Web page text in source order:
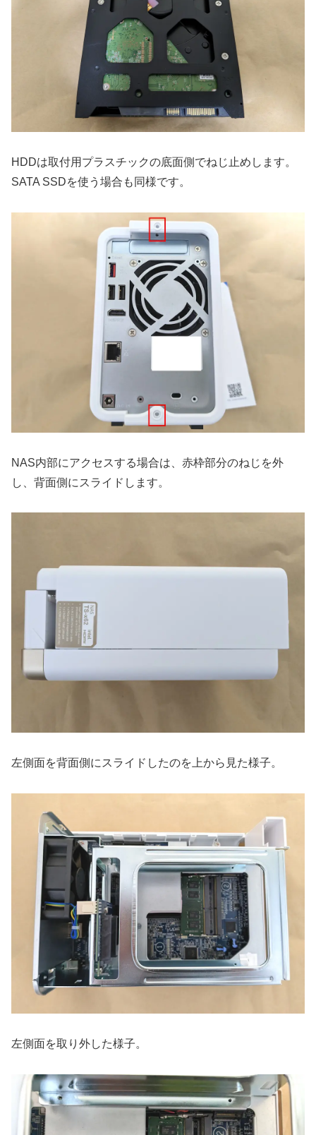
HDDは取付用プラスチックの底面側でねじ止めします。
SATA SSDを使う場合も同様です。
NAS内部にアクセスする場合は、赤枠部分のねじを外
し、背面側にスライドします。
左側面を背面側にスライドしたのを上から見た様子。
左側面を取り外した様子。